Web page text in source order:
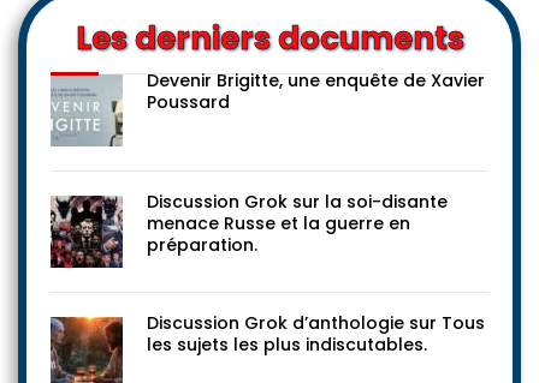
Les derniers documents
Devenir Brigitte, une enquête de Xavier
Poussard
Discussion Grok sur la soi-disante
menace Russe et la guerre en
préparation.
Discussion Grok d’anthologie sur Tous
les sujets les plus indiscutables.